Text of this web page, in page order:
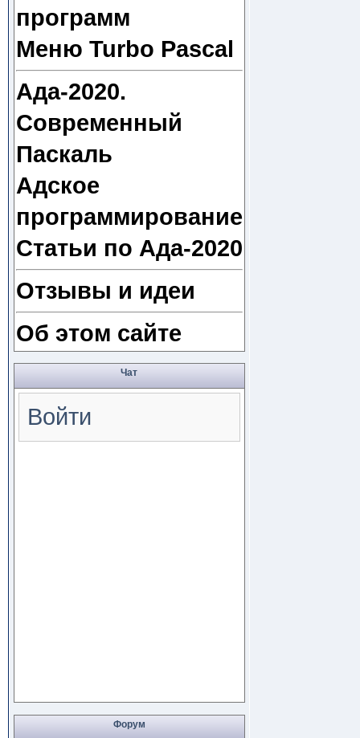
программ
Меню Turbo Pascal
Ада-2020.
Современный
Паскаль
Адское
программирование
Статьи по Ада-2020
Отзывы и идеи
Об этом сайте
Чат
Войти
Форум